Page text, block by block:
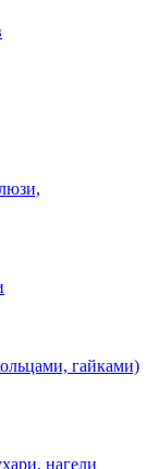
гайками)
нагели